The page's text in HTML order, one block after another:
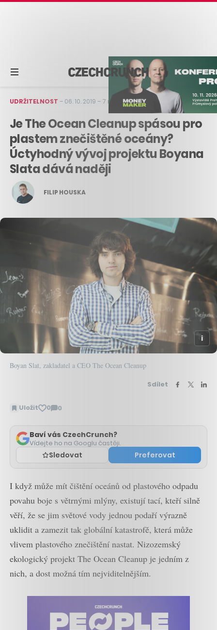
UDRŽITELNOST – 06. 10. 2019 – 7 min čtení
Je The Ocean Cleanup spásou pro
plastem znečištěné oceány?
Úctyhodný vývoj projektu Boyana
Slata dává naději
FILIP HOUSKA
Boyan Slat, zakladatel a CEO The Ocean Cleanup
Sdílet
Uložit 0 0
Zobrazit
Baví vás CzechCrunch?
Vídejte ho na Googlu častěji.
Sledovat Preferovat
I když může mít čištění oceánů od plastového odpadu
povahu boje s větrnými mlýny, existují tací, kteří silně
věří, že se jim světové vody jednou podaří výrazně
uklidit a zamezit tak globální katastrofě, která může
vlivem plastového znečištění nastat. Nizozemský
ekologický projekt The Ocean Cleanup je jedním z
nich, a dost možná tím nejviditelnějším.